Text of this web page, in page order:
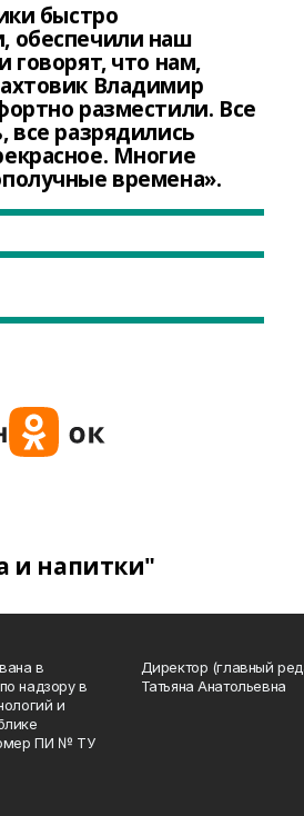
быстро
обеспечили наш
говорят, что нам,
Владимир
разместили. Все
все разрядились
Многие
времена».
и напитки"
в
надзору в
и
ПИ № ТУ
Директор (главный
Татьяна Анатольевна